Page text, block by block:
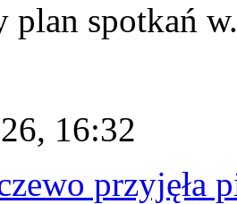
plan spotkań
16:32
przyjęła